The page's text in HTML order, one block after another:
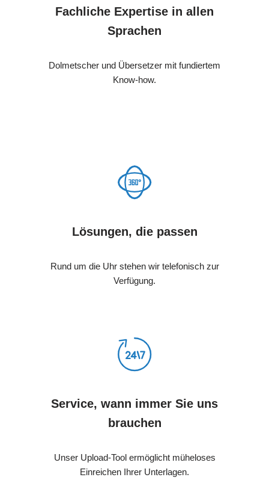
Fachliche Expertise in allen
Sprachen
Dolmetscher und Übersetzer mit fundiertem
Know-how.
Lösungen, die passen
Rund um die Uhr stehen wir telefonisch zur
Verfügung.
Service, wann immer Sie uns
brauchen
Unser Upload-Tool ermöglicht müheloses
Einreichen Ihrer Unterlagen.